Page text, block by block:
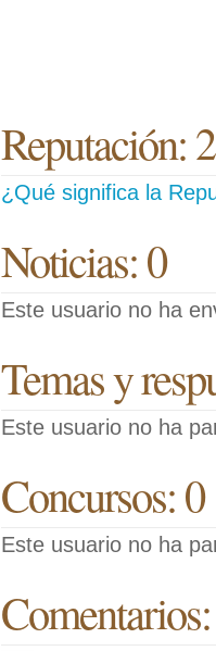
Reputación: 2
¿Qué significa la
Noticias: 0
Este usuario no ha
Temas y
Este usuario no ha
Concursos: 0
Este usuario no ha